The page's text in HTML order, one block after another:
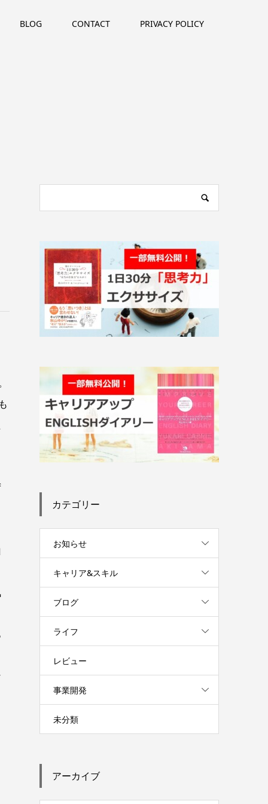
BLOG CONTACT PRIVACY POLICY
カテゴリー
お知らせ
キャリア&スキル
ブログ
ライフ
レビュー
事業開発
未分類
アーカイブ